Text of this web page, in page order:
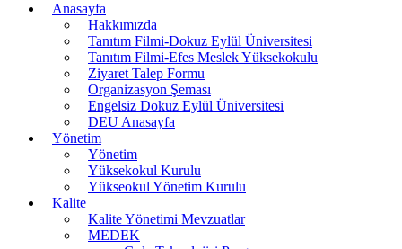
Anasayfa
Hakkımızda
Tanıtım Filmi-Dokuz Eylül Üniversitesi
Tanıtım Filmi-Efes Meslek Yüksekokulu
Ziyaret Talep Formu
Organizasyon Şeması
Engelsiz Dokuz Eylül Üniversitesi
DEU Anasayfa
Yönetim
Yönetim
Yüksekokul Kurulu
Yükseokul Yönetim Kurulu
Kalite
Kalite Yönetimi Mevzuatlar
MEDEK